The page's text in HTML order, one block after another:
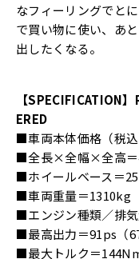
なフィーリングでと
で買い物に使い、あ
出したくなる。
【SPECIFICATION
ERED
■車両本体価格（税
■全長×全幅×全高
■ホイールベース＝
■車両重量＝1310kg
■エンジン種類／排
■最高出力＝91ps（
■最大トルク＝